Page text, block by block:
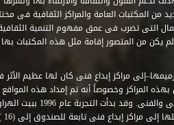
المكتبات العامة والمراكز الثقافية فى
التى تضرب فى عمق مفهوم التنمية
مراكز إبداع فنى كان لها عظيم
المراكز وخصوصاً أنه تم إمداد هذه
المتطلبات التى تكفل لها أداء دورها الثقافى
مراكز إبداع فنى تابعة للصندوق إلى (16 ) مركزاً .. .